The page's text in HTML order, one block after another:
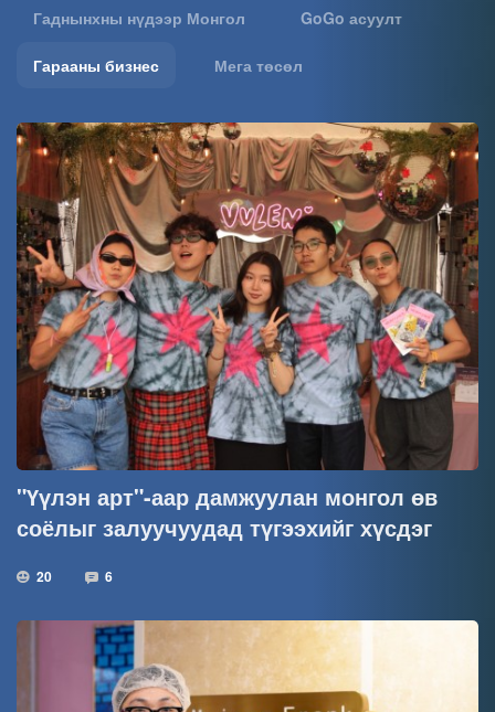
Гаднынхны нүдээр Монгол GoGo асуулт
Гарааны бизнес Мега төсөл
"Үүлэн арт"-аар дамжуулан монгол өв
соёлыг залуучуудад түгээхийг хүсдэг
20 6